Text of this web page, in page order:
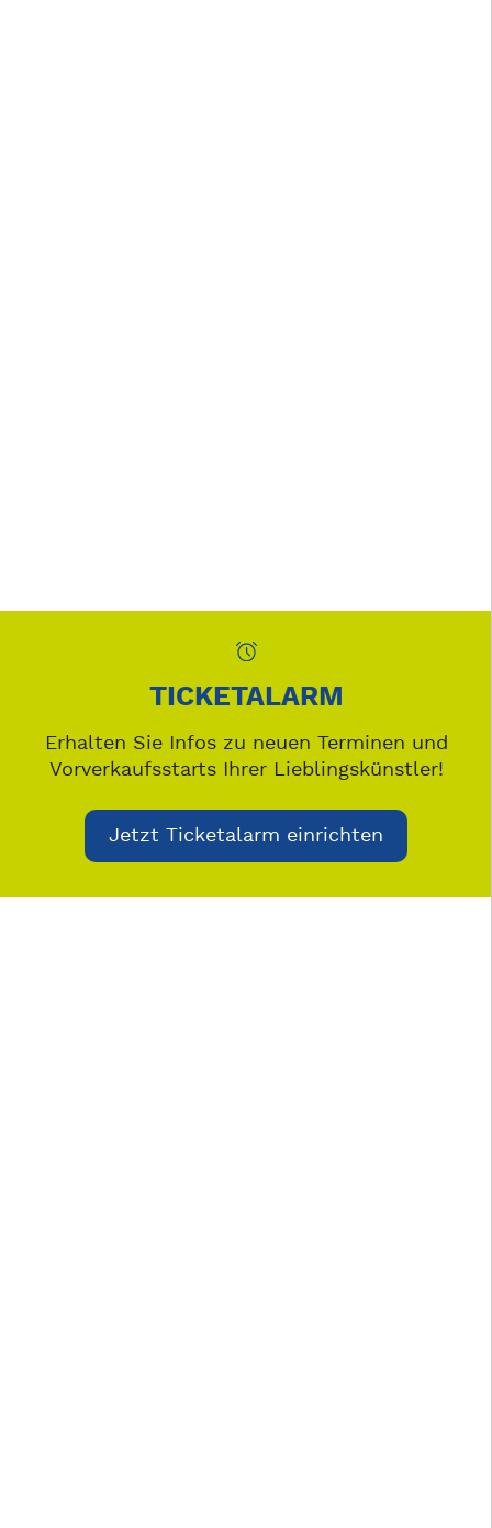
TICKETALARM
Erhalten Sie Infos zu neuen Terminen und
Vorverkaufsstarts Ihrer Lieblingskünstler!
Jetzt Ticketalarm einrichten